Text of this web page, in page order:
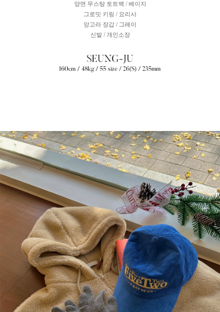
양면 무스탕 토트백 / 베이지
그로밋 키링 / 요리사
앙고라 장갑 / 그레이
신발 / 개인소장